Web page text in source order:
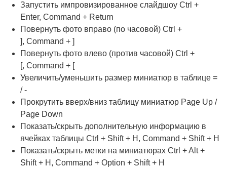
Запустить импровизированное слайдшоу Ctrl +
Enter, Command + Return
Повернуть фото вправо (по часовой) Ctrl +
], Command + ]
Повернуть фото влево (против часовой) Ctrl +
[, Command + [
Увеличить/уменьшить размер миниатюр в таблице =
/ -
Прокрутить вверх/вниз таблицу миниатюр Page Up /
Page Down
Показать/скрыть дополнительную информацию в
ячейках таблицы Ctrl + Shift + H, Command + Shift + H
Показать/скрыть метки на миниатюрах Ctrl + Alt +
Shift + H, Command + Option + Shift + H